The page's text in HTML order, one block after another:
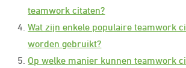
teamwork citaten?
Wat zijn enkele populaire teamwork
worden gebruikt?
Op welke manier kunnen teamwork